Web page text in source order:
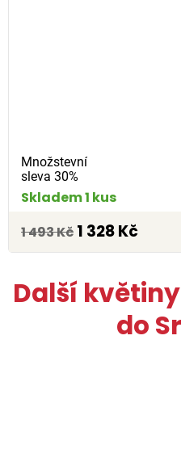
Množstevní
sleva 30%
Skladem 1 kus
1 493 Kč 1 328 Kč
Další
do